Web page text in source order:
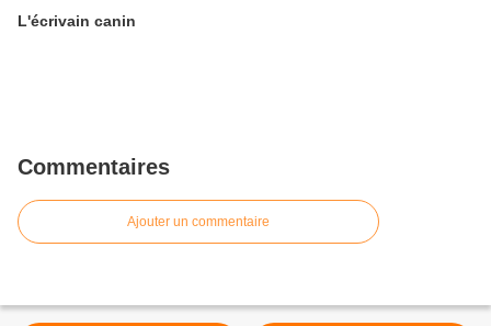
L'écrivain canin
Commentaires
Ajouter un commentaire